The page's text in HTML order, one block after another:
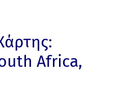
Africa,